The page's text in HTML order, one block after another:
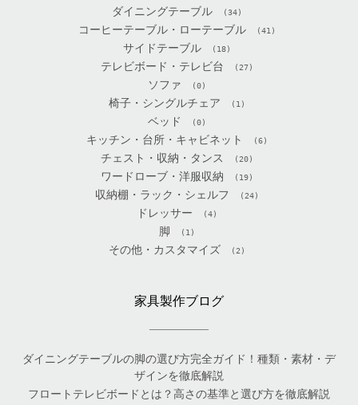
ダイニングテーブル (34)
コーヒーテーブル・ローテーブル (41)
サイドテーブル (18)
テレビボード・テレビ台 (27)
ソファ (0)
椅子・シングルチェア (1)
ベッド (0)
キッチン・台所・キャビネット (6)
チェスト・収納・タンス (20)
ワードローブ・洋服収納 (19)
収納棚・ラック・シェルフ (24)
ドレッサー (4)
脚 (1)
その他・カスタマイズ (2)
家具製作ブログ
ダイニングテーブルの脚の選び方完全ガイド！種類・素材・デ
ザインを徹底解説
フロートテレビボードとは？高さの基準と選び方を徹底解説